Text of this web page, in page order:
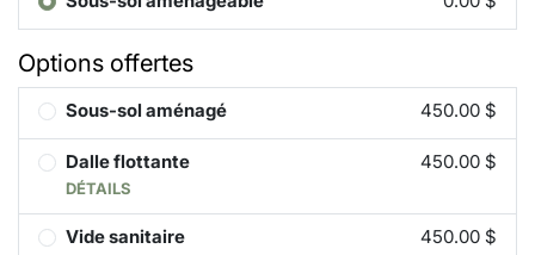
Options offertes
Sous-sol aménagé 450.00 $
Dalle flottante
DÉTAILS
450.00 $
Vide sanitaire 450.00 $